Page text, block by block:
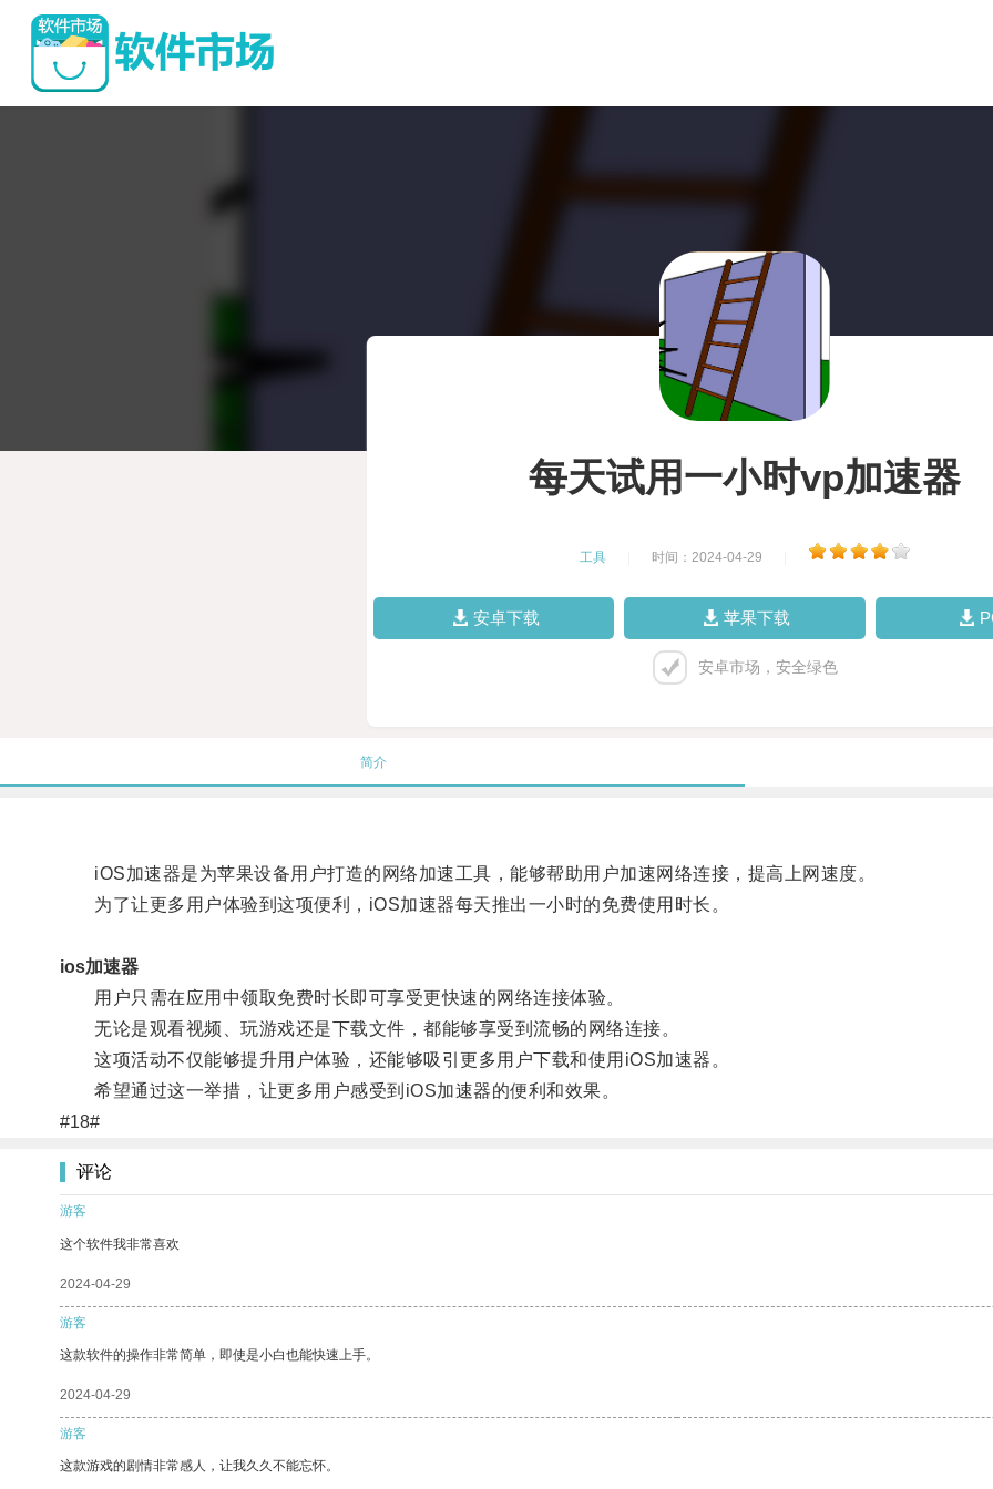
每天试用一小时vp加速器
工具 时间：2024-04-29
安卓下载 苹果下载
安卓市场，安全绿色
简介
iOS加速器是为苹果设备用户打造的网络加速工具，能够帮助用户加速网络连接，提高上网速度。
为了让更多用户体验到这项便利，iOS加速器每天推出一小时的免费使用时长。
ios加速器
用户只需在应用中领取免费时长即可享受更快速的网络连接体验。
无论是观看视频、玩游戏还是下载文件，都能够享受到流畅的网络连接。
这项活动不仅能够提升用户体验，还能够吸引更多用户下载和使用iOS加速器。
希望通过这一举措，让更多用户感受到iOS加速器的便利和效果。
#18#
评论
游客
这个软件我非常喜欢
2024-04-29
游客
这款软件的操作非常简单，即使是小白也能快速上手。
2024-04-29
游客
这款游戏的剧情非常感人，让我久久不能忘怀。